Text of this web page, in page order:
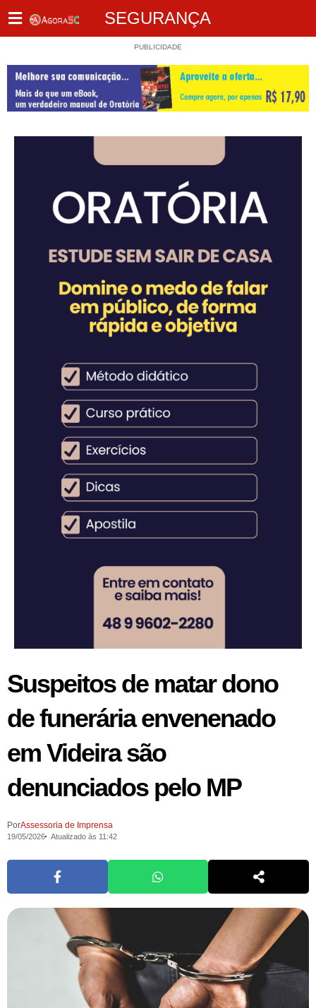
SEGURANÇA
PUBLICIDADE
Suspeitos de matar dono
de funerária envenenado
em Videira são
denunciados pelo MP
PorAssessoria de Imprensa
19/05/2026 Atualizado às 11:42